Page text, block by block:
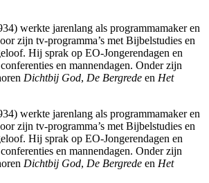
werkte jarenlang als programmamaker en
zijn tv-programma’s met Bijbelstudies en
Hij sprak op EO-Jongerendagen en
en mannendagen. Onder zijn
Dichtbij God, De Bergrede en Het
werkte jarenlang als programmamaker en
zijn tv-programma’s met Bijbelstudies en
Hij sprak op EO-Jongerendagen en
en mannendagen. Onder zijn
Dichtbij God, De Bergrede en Het